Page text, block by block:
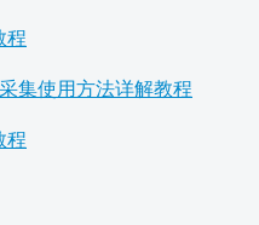
程
集使用方法详解教程
程